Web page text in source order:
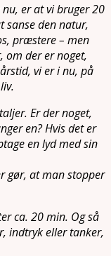
er at vi bruger 20
sanse den natur,
præstere – men
om der er noget,
vi er i nu, på
Er der noget,
en? Hvis det er
en lyd med sin
gør, at man stopper
ca. 20 min. Og så
indtryk eller tanker,